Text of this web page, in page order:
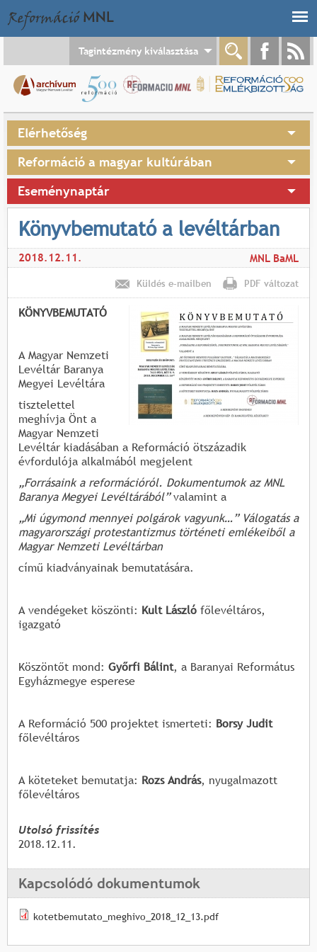
Tagintézmény kiválasztása
Elérhetőség
Reformáció a magyar kultúrában
Eseménynaptár
Könyvbemutató a levéltárban
2018.12.11. MNL BaML
Küldés e-mailben PDF változat
KÖNYVBEMUTATÓ
A Magyar Nemzeti
Levéltár Baranya
Megyei Levéltára
tisztelettel
meghívja Önt a
Magyar Nemzeti
Levéltár kiadásában a Reformáció ötszázadik
évfordulója alkalmából megjelent
„Forrásaink a reformációról. Dokumentumok az MNL
Baranya Megyei Levéltárából”valamint a
„Mi úgymond mennyei polgárok vagyunk…” Válogatás a
magyarországi protestantizmus történeti emlékeiből a
Magyar Nemzeti Levéltárban
című kiadványainak bemutatására.
A vendégeket köszönti: Kult László főlevéltáros,
igazgató
Köszöntőt mond: Győrfi Bálint, a Baranyai Református
Egyházmegye esperese
A Reformáció 500 projektet ismerteti: Borsy Judit
főlevéltáros
A köteteket bemutatja: Rozs András, nyugalmazott
főlevéltáros
Utolsó frissítés
2018.12.11.
Kapcsolódó dokumentumok
kotetbemutato_meghivo_2018_12_13.pdf